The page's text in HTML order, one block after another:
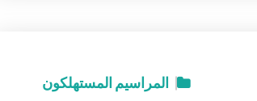
المراسيم المستهلكون